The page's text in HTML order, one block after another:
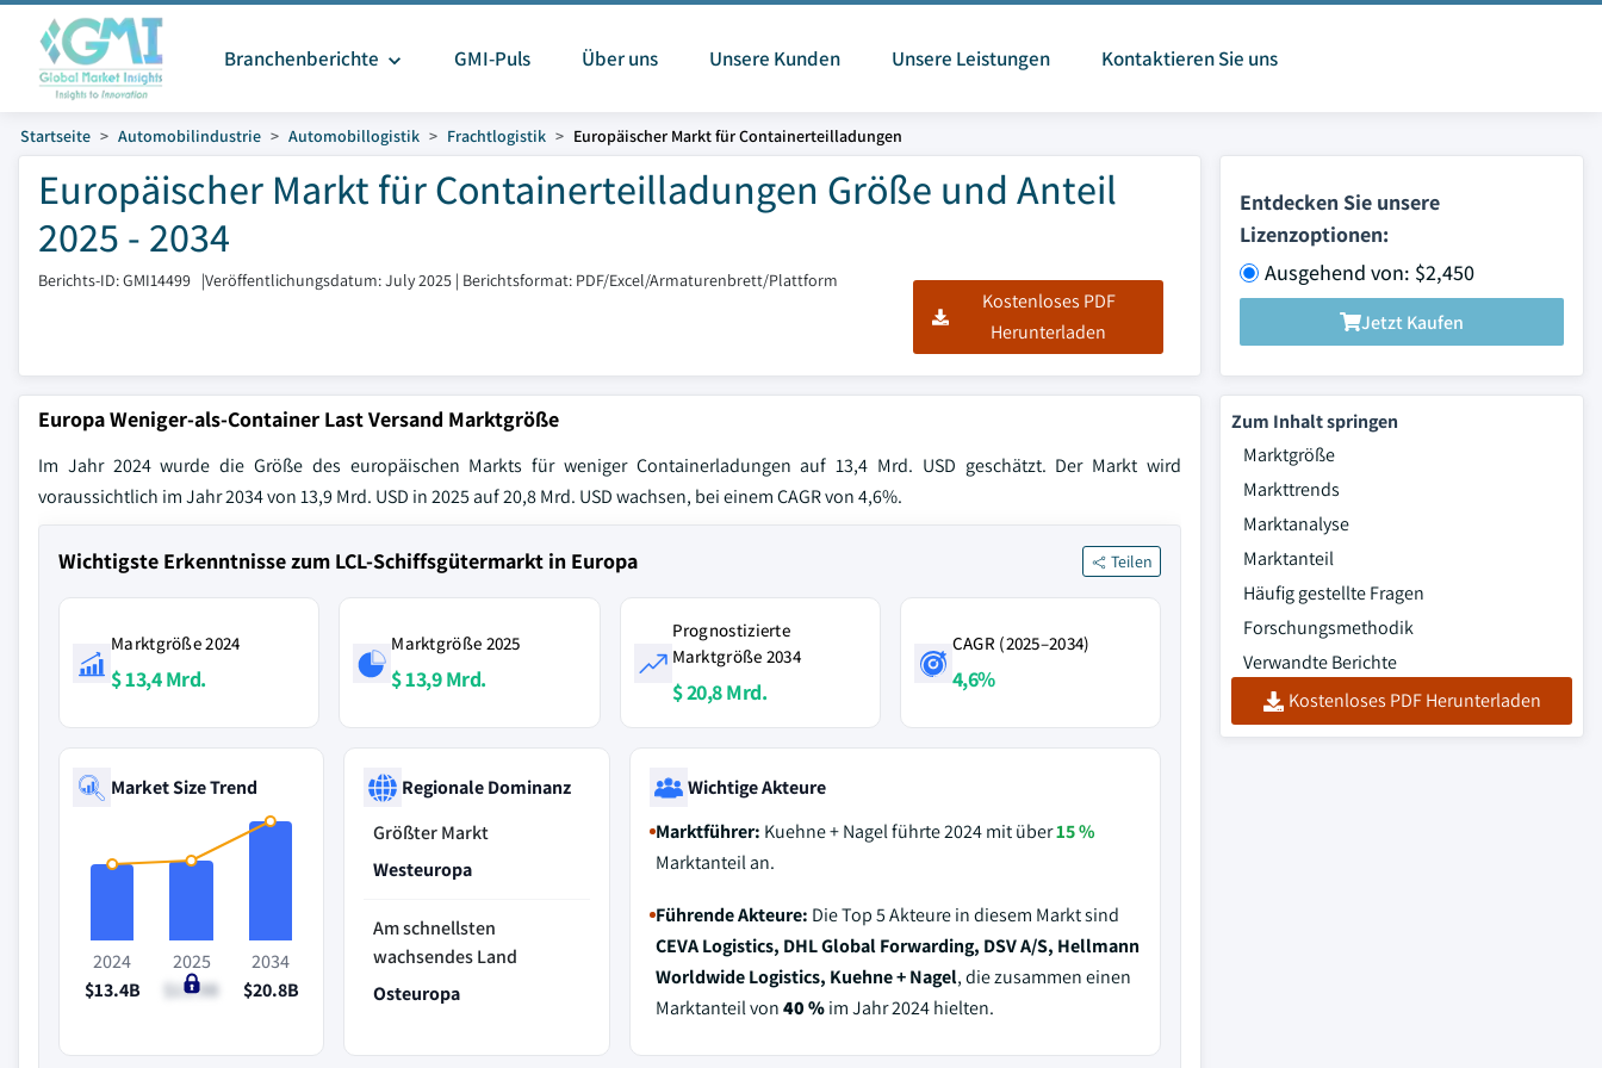
Branchenberichte GMI-Puls Über uns Unsere Kunden Unsere Leistungen Kontaktieren Sie uns
Startseite Automobilindustrie Automobillogistik Frachtlogistik Europäischer Markt für Containerteilladungen
Europäischer Markt für Containerteilladungen Größe und Anteil
2025 - 2034
Berichts-ID: GMI14499 |Veröffentlichungsdatum: July 2025 | Berichtsformat: PDF/Excel/Armaturenbrett/Plattform
Kostenloses PDF
Herunterladen
Entdecken Sie unsere
Lizenzoptionen:
Ausgehend von: $2,450
Jetzt Kaufen
Europa Weniger-als-Container Last Versand Marktgröße
Im Jahr 2024 wurde die Größe des europäischen Markts für weniger Containerladungen auf 13,4 Mrd. USD geschätzt. Der Markt wird
voraussichtlich im Jahr 2034 von 13,9 Mrd. USD in 2025 auf 20,8 Mrd. USD wachsen, bei einem CAGR von 4,6%.
Wichtigste Erkenntnisse zum LCL-Schiffsgütermarkt in Europa Teilen
Marktgröße 2024
$ 13,4 Mrd.
Marktgröße 2025
$ 13,9 Mrd.
Prognostizierte
Marktgröße 2034
$ 20,8 Mrd.
CAGR (2025–2034)
4,6%
Market Size Trend
2024
$13.4B
2025
$13.9B
2034
$20.8B
Regionale Dominanz
Größter Markt
Westeuropa
Am schnellsten
wachsendes Land
Osteuropa
Wichtige Akteure
Marktführer: Kuehne + Nagel führte 2024 mit über15 %
Marktanteil an.
Führende Akteure: Die Top 5 Akteure in diesem Markt sind
CEVA Logistics, DHL Global Forwarding, DSV A/S, Hellmann
Worldwide Logistics, Kuehne + Nagel, die zusammen einen
Marktanteil von40 %im Jahr 2024 hielten.
Zum Inhalt springen
Marktgröße
Markttrends
Marktanalyse
Marktanteil
Häufig gestellte Fragen
Forschungsmethodik
Verwandte Berichte
Kostenloses PDF Herunterladen